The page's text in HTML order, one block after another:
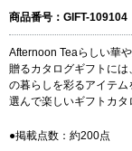
商品番号：GIFT-109104
Afternoon Teaらしい華
贈るカタログギフトに
の暮らしを彩るアイテム
選んで楽しいギフトカタ
●掲載点数：約200点